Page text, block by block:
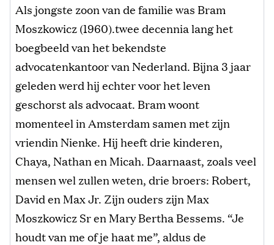
Als jongste zoon van de familie was Bram
Moszkowicz (1960).twee decennia lang het
boegbeeld van het bekendste
advocatenkantoor van Nederland. Bijna 3 jaar
geleden werd hij echter voor het leven
geschorst als advocaat. Bram woont
momenteel in Amsterdam samen met zijn
vriendin Nienke. Hij heeft drie kinderen,
Chaya, Nathan en Micah. Daarnaast, zoals veel
mensen wel zullen weten, drie broers: Robert,
David en Max Jr. Zijn ouders zijn Max
Moszkowicz Sr en Mary Bertha Bessems. “Je
houdt van me of je haat me”, aldus de